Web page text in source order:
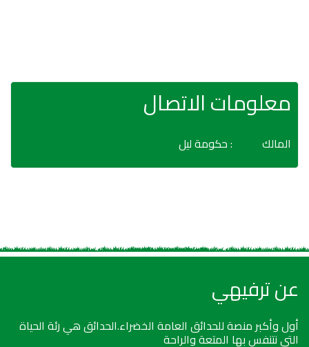
معلومات الاتصال
المالك : حكومة ليل
عن ترفيهي
أول وأكبر منصة للحدائق العامة الخضراء.الحدائق هي رئة الحياة
التي نتنفس بها المتعة والراحة